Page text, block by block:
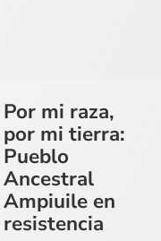
Por mi raza,
por mi tierra:
Pueblo
Ancestral
Ampiuile en
resistencia